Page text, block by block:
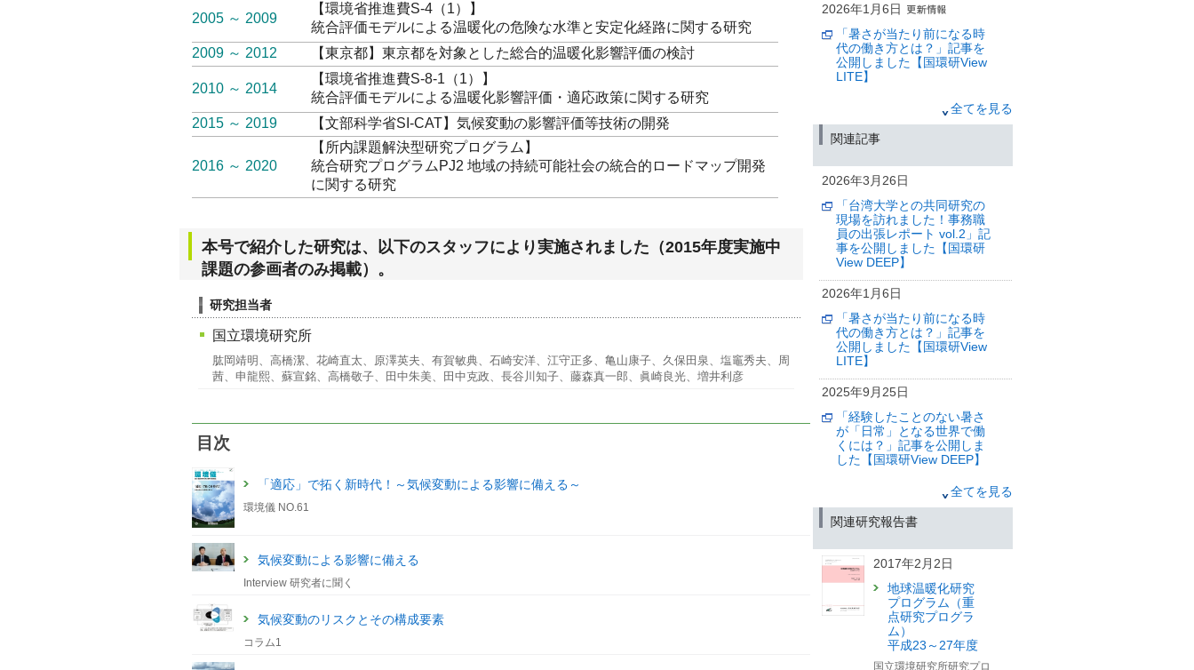
2005 ～ 2009
【環境省推進費S-4（1）】
統合評価モデルによる温暖化の危険な水準と安定化経路に関する研究
2009 ～ 2012
【東京都】東京都を対象とした総合的温暖化影響評価の検討
2010 ～ 2014
【環境省推進費S-8-1（1）】
統合評価モデルによる温暖化影響評価・適応政策に関する研究
2015 ～ 2019
【文部科学省SI-CAT】気候変動の影響評価等技術の開発
2016 ～ 2020
【所内課題解決型研究プログラム】
統合研究プログラムPJ2 地域の持続可能社会の統合的ロードマップ開発
に関する研究
本号で紹介した研究は、以下のスタッフにより実施されました（2015年度実施中
課題の参画者のみ掲載）。
研究担当者
国立環境研究所
肱岡靖明、高橋潔、花崎直太、原澤英夫、有賀敏典、石崎安洋、江守正多、亀山康子、久保田泉、塩竈秀夫、周
茜、申龍熙、蘇宣銘、高橋敬子、田中朱美、田中克政、長谷川知子、藤森真一郎、眞崎良光、増井利彦
目次
「適応」で拓く新時代！～気候変動による影響に備える～
環境儀 NO.61
気候変動による影響に備える
Interview 研究者に聞く
気候変動のリスクとその構成要素
コラム1
2026年1月6日
「暑さが当たり前になる時
代の働き方とは？」記事を
公開しました【国環研View
LITE】
気候変動の抑制に向けて：
将来の温暖化とこれから排
測信頼性を高める
（筑波研究学園都市記者会、環境省記
者クラブ、環境記者会同時配付）
2025年11月17日
長期的な暑熱適応の効果を
気候変動と超高齢社会によ
り21世紀半ばに向けて熱中
症死亡者数が増加する
（筑波研究学園都市記者会、環境省記
者クラブ、環境記者会同時配付）
2025年11月6日
ネットワーク公開シンポジ
ウム
～サステナビリティ情報開
示の動向と企業価値向上に
（筑波研究学園都市記者会配布（環境
同旨発表））
2025年9月25日
「経験したことのない暑さ
が「日常」となる世界で働
くには？」記事を公開しま
した【国環研View DEEP】
全てを見る
関連記事
2026年3月26日
「台湾大学との共同研究の
現場を訪れました！事務職
員の出張レポート vol.2」記
事を公開しました【国環研
View DEEP】
2026年1月6日
「暑さが当たり前になる時
代の働き方とは？」記事を
公開しました【国環研View
LITE】
2025年9月25日
「経験したことのない暑さ
が「日常」となる世界で働
くには？」記事を公開しま
した【国環研View DEEP】
「温室効果ガスの大きな排
出源を宇宙からみつけ
【国環研View LITE】
2025年7月24日
「2つのセンサを託してロケ
ット打上げ GOSAT-GW、
ついに宇宙へ」記事を公開
全てを見る
関連研究報告書
2017年2月2日
地球温暖化研究
プログラム（重
点研究プログラ
ム）
平成23～27年度
国立環境研究所研究プロ